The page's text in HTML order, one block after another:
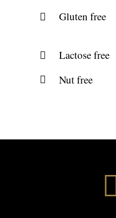
Gluten free
Lactose free
Nut free